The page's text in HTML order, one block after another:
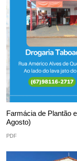
Farmácia de Plantão
Agosto)
PDF